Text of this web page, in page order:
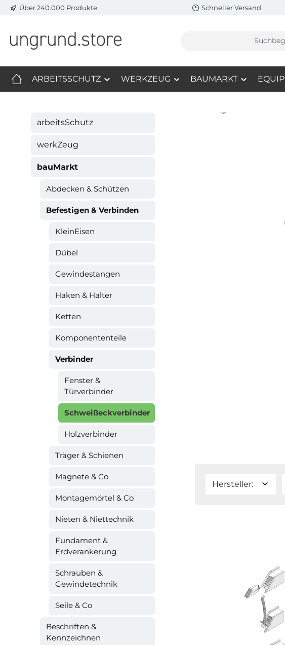
Hauptinhalt springen
Zur Suche springen
Zur Hauptnavigation springen
Über 240.000 Produkte Schneller Versand
ARBEITSSCHUTZ WERKZEUG BAUMARKT EQUIP
arbeitsSchutz
werkZeug
bauMarkt
Abdecken & Schützen
Befestigen & Verbinden
KleinEisen
Dübel
Gewindestangen
Haken & Halter
Ketten
Komponententeile
Verbinder
Fenster &
Türverbinder
Schweißeckverbinder
Holzverbinder
Träger & Schienen
Magnete & Co
Montagemörtel & Co
Nieten & Niettechnik
Fundament &
Erdverankerung
Schrauben &
Gewindetechnik
Seile & Co
Beschriften &
Kennzeichnen
Hersteller: